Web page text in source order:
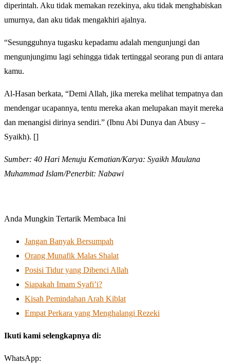
diperintah. Aku tidak memakan rezekinya, aku tidak menghabiskan
umurnya, dan aku tidak mengakhiri ajalnya.
“Sesungguhnya tugasku kepadamu adalah mengunjungi dan
mengunjungimu lagi sehingga tidak tertinggal seorang pun di antara
kamu.
Al-Hasan berkata, “Demi Allah, jika mereka melihat tempatnya dan
mendengar ucapannya, tentu mereka akan melupakan mayit mereka
dan menangisi dirinya sendiri.” (Ibnu Abi Dunya dan Abusy –
Syaikh). []
Sumber: 40 Hari Menuju Kematian/Karya: Syaikh Maulana
Muhammad Islam/Penerbit: Nabawi
Anda Mungkin Tertarik Membaca Ini
Jangan Banyak Bersumpah
Orang Munafik Malas Shalat
Posisi Tidur yang Dibenci Allah
Siapakah Imam Syafi’i?
Kisah Pemindahan Arah Kiblat
Empat Perkara yang Menghalangi Rezeki
Ikuti kami selengkapnya di:
WhatsApp: